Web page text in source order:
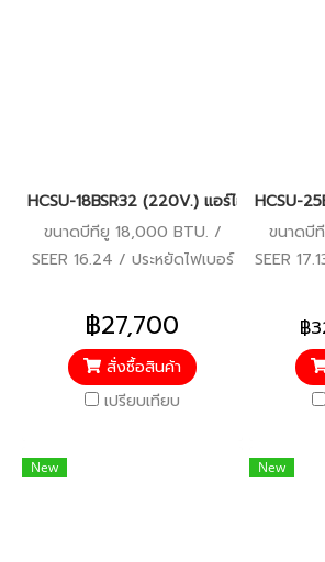
HCSU-18BSR32 (220V.) แอร์ไฮเออร์
ขนาดบีทียู 18,000 BTU. /
SEER 16.24 / ประหยัดไฟเบอร์
ประกันคอมเพรสเซอร์ 5 ปี
อะไหล่อื่นๆ 5 ปี
฿27,700
สั่งซื้อสินค้า
เปรียบเทียบ
HCSU-
ขนาดบี
SEER
/ มอก
คอมเพร
฿
New New